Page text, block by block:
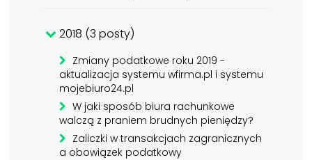
2018 (3 posty)
Zmiany podatkowe roku 2019 -
aktualizacja systemu wfirma.pl i systemu
mojebiuro24.pl
W jaki sposób biura rachunkowe
walczą z praniem brudnych pieniędzy?
Zaliczki w transakcjach zagranicznych
a obowiązek podatkowy